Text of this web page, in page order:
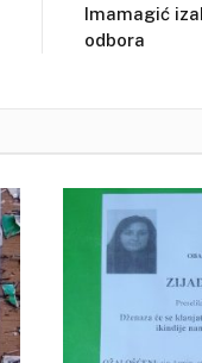
Imamagić
odbora